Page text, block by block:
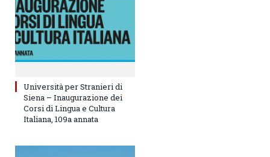
Università per Stranieri di
Siena – Inaugurazione dei
Corsi di Lingua e Cultura
Italiana, 109a annata